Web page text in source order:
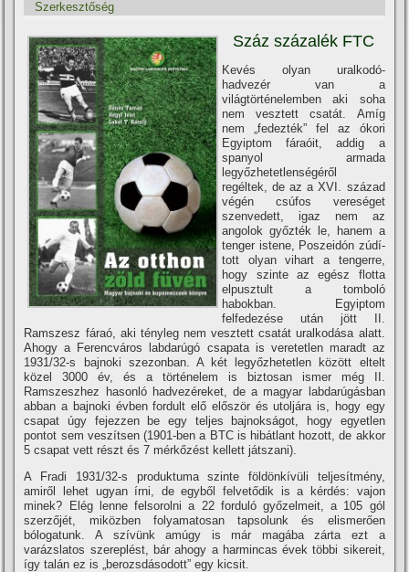
Szerkesztőség
Száz százalék FTC
Kevés olyan uralkodó-
hadvezér van a
világtörténelemben aki soha
nem vesztett csatát. Amí­g
nem „fedezték” fel az ókori
Egyiptom fáraóit, addig a
spanyol armada
legyőzhetetlenségéről
regéltek, de az a XVI. század
végén csúfos vereséget
szenvedett, igaz nem az
angolok győzték le, hanem a
tenger istene, Poszeidón zúdí­
tott olyan vihart a tengerre,
hogy szinte az egész flotta
elpusztult a tomboló
habokban. Egyiptom
felfedezése után jött II.
Ramszesz fáraó, aki tényleg nem vesztett csatát uralkodása alatt.
Ahogy a Ferencváros labdarúgó csapata is veretetlen maradt az
1931/32-s bajnoki szezonban. A két legyőzhetetlen között eltelt
közel 3000 év, és a történelem is biztosan ismer még II.
Ramszeszhez hasonló hadvezéreket, de a magyar labdarúgásban
abban a bajnoki évben fordult elő először és utoljára is, hogy egy
csapat úgy fejezzen be egy teljes bajnokságot, hogy egyetlen
pontot sem veszí­tsen (1901-ben a BTC is hibátlant hozott, de akkor
5 csapat vett részt és 7 mérkőzést kellett játszani).
A Fradi 1931/32-s produktuma szinte földönkí­vüli teljesí­tmény,
amiről lehet ugyan í­rni, de egyből felvetődik is a kérdés: vajon
minek? Elég lenne felsorolni a 22 forduló győzelmeit, a 105 gól
szerzőjét, miközben folyamatosan tapsolunk és elismerően
bólogatunk. A szí­vünk amúgy is már magába zárta ezt a
varázslatos szereplést, bár ahogy a harmincas évek többi sikereit,
í­gy talán ez is „berozsdásodott” egy kicsit.